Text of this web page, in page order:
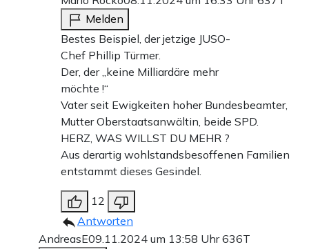
Melden
Bestes Beispiel, der jetzige JUSO-
Chef Phillip Türmer.
Der, der ,,keine Milliardäre mehr
möchte !“
Vater seit Ewigkeiten hoher Bundesbeamter,
Mutter Oberstaatsanwältin, beide SPD.
HERZ, WAS WILLST DU MEHR ?
Aus derartig wohlstandsbesoffenen Familien
entstammt dieses Gesindel.
12
Antworten
AndreasE09.11.2024 um 13:58 Uhr636T